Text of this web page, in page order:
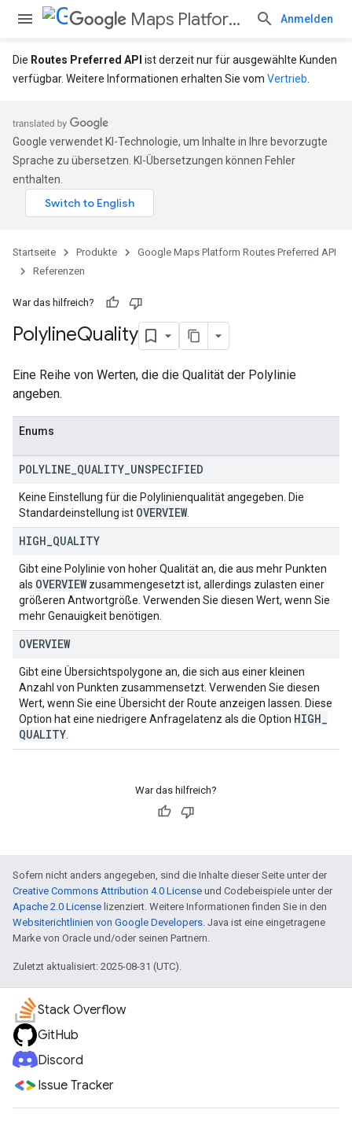
Maps Platform Routes Preferred API Anmelden
Die Routes Preferred API ist derzeit nur für ausgewählte Kunden
verfügbar. Weitere Informationen erhalten Sie vom Vertrieb
Google verwendet KI-Technologie, um Inhalte in Ihre bevorzugte
Sprache zu übersetzen. KI-Übersetzungen können Fehler
enthalten.
Startseite Produkte
Google Maps Platform Routes Preferred API
Referenzen
War das hilfreich?
PolylineQuality
Eine Reihe von Werten, die die Qualität der Polylinie
angeben.
Enums
POLYLINE QUALITY UNSPECIFIED
Keine Einstellung für die Polylinienqualität angegeben. Die
Standardeinstellung ist OVERVIEW.
HIGH QUALITY
Gibt eine Polylinie von hoher Qualität an, die aus mehr Punkten
als OVERVIEWzusammengesetzt ist, allerdings zulasten einer
größeren Antwortgröße. Verwenden Sie diesen Wert, wenn Sie
mehr Genauigkeit benötigen.
OVERVIEW
Gibt eine Übersichtspolygone an, die sich aus einer kleinen
Anzahl von Punkten zusammensetzt. Verwenden Sie diesen
Wert, wenn Sie eine Übersicht der Route anzeigen lassen. Diese
Option hat eine niedrigere Anfragelatenz als die Option HIGH
QUALITY
War das hilfreich?
Sofern nicht anders angegeben, sind die Inhalte dieser Seite unter der
Creative Commons Attribution 4.0 License und Codebeispiele unter der
Apache 2.0 License lizenziert. Weitere Informationen finden Sie in den
Websiterichtlinien von Google Developers. Java ist eine eingetragene
Marke von Oracle und/oder seinen Partnern.
Zuletzt aktualisiert: 2025-08-31 (UTC).
Stack Overflow
GitHub
Discord
Issue Tracker